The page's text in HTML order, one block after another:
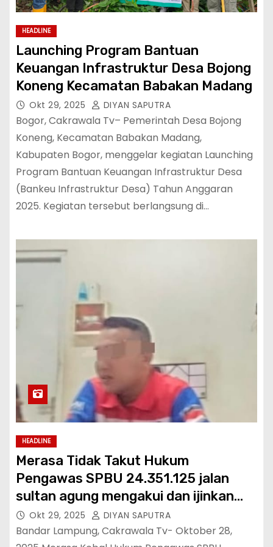
HEADLINE
Launching Program Bantuan
Keuangan Infrastruktur Desa Bojong
Koneng Kecamatan Babakan Madang
Okt 29, 2025 DIYAN SAPUTRA
Bogor, Cakrawala Tv– Pemerintah Desa Bojong
Koneng, Kecamatan Babakan Madang,
Kabupaten Bogor, menggelar kegiatan Launching
Program Bantuan Keuangan Infrastruktur Desa
(Bankeu Infrastruktur Desa) Tahun Anggaran
2025. Kegiatan tersebut berlangsung di…
HEADLINE
Merasa Tidak Takut Hukum
Pengawas SPBU 24.351.125 jalan
sultan agung mengakui dan ijinkan
pelangsir atau pengecor BBM.
Okt 29, 2025 DIYAN SAPUTRA
Bandar Lampung, Cakrawala Tv- Oktober 28,